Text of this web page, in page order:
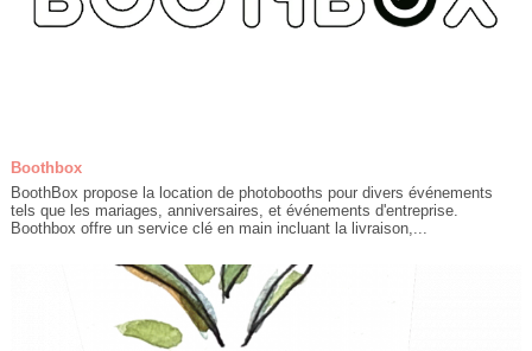
Boothbox
BoothBox propose la location de photobooths pour divers événements
tels que les mariages, anniversaires, et événements d'entreprise.
Boothbox offre un service clé en main incluant la livraison,...